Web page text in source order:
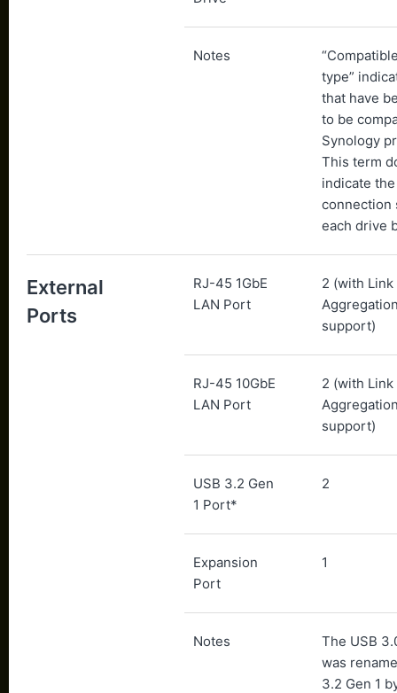
Notes
type”
that have
to be
Synology
This term
indicate
connection
each drive
External
Ports
RJ-45 1GbE
LAN Port
2 (with Link
support)
RJ-45 10GbE
LAN Port
2 (with Link
support)
USB 3.2 Gen
1 Port*
2
Expansion
Port
1
Notes
The USB
was
3.2 Gen 1